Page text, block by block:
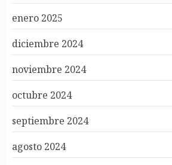
enero 2025
diciembre 2024
noviembre 2024
octubre 2024
septiembre 2024
agosto 2024